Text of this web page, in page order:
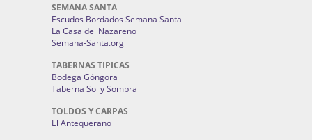
SEMANA SANTA
Escudos Bordados Semana Santa
La Casa del Nazareno
Semana-Santa.org
TABERNAS TIPICAS
Bodega Góngora
Taberna Sol y Sombra
TOLDOS Y CARPAS
El Antequerano